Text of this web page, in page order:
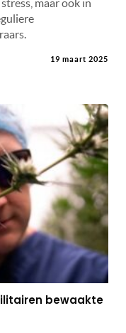
maar ook in
19 maart 2025
bewaakte